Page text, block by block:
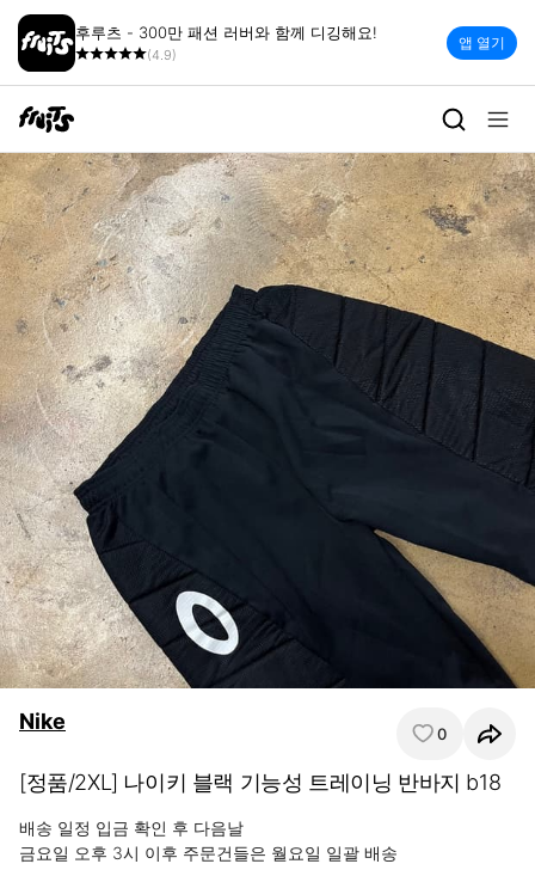
후루츠 - 300만 패션 러버와 함께 디깅해요!
(4.9)
앱 열기
Nike 0
[정품/2XL] 나이키 블랙 기능성 트레이닝 반바지 b18
배송 일정 입금 확인 후 다음날
금요일 오후 3시 이후 주문건들은 월요일 일괄 배송